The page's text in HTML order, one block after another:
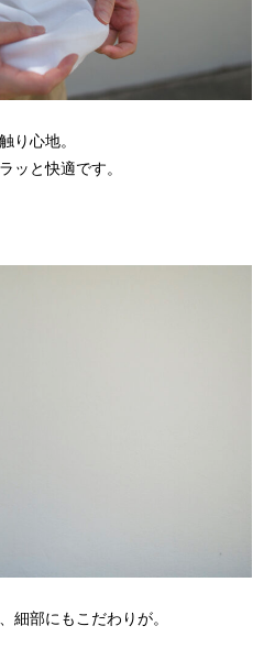
り心地。
ッと快適です。
細部にもこだわりが。